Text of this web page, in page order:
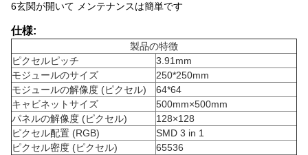
6玄関が開いて メンテナンスは簡単です
仕様:
製品の特徴
ピクセルピッチ
3.91mm
モジュールのサイズ
250*250mm
モジュールの解像度 (ピクセル)
64*64
キャビネットサイズ
500mm×500mm
パネルの解像度 (ピクセル)
128×128
ピクセル配置 (RGB)
SMD 3 in 1
ピクセル密度 (ピクセル)
65536